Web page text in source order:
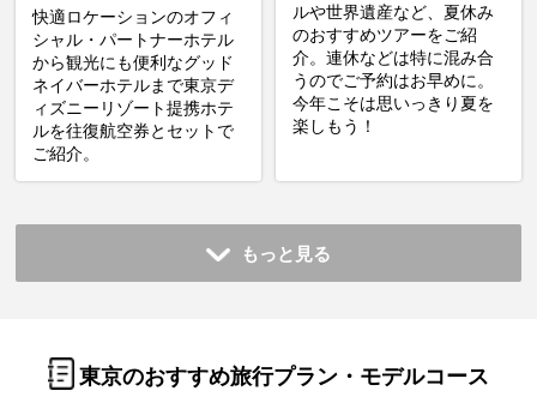
快適ロケーションのオフィ
シャル・パートナーホテル
から観光にも便利なグッド
ネイバーホテルまで東京デ
ィズニーリゾート提携ホテ
ルを往復航空券とセットで
ご紹介。
ルや世界遺産など、夏休み
のおすすめツアーをご紹
介。連休などは特に混み合
うのでご予約はお早めに。
今年こそは思いっきり夏を
楽しもう！
もっと見る
東京のおすすめ旅行プラン・モデルコース